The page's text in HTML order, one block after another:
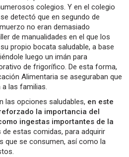
colegios. Y en el colegio
detectó que en segundo de
no eran demasiado
de manualidades en el que los
propio bocata saludable, a base
luego un imán para
de frigorífico. De esta forma,
Alimentaria se aseguraban que
a las familias.
las opciones saludables, en este
la importancia del
ingestas importantes de la
de estas comidas, para adquirir
que se consumen, así como la